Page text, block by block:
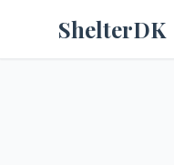
ShelterDK